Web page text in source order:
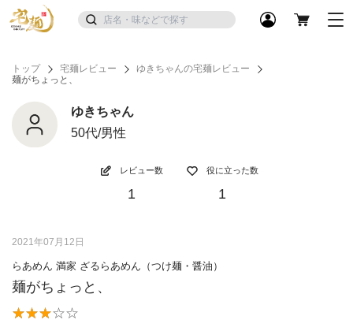
トップ 宅麺レビュー
ゆきちゃんの宅麺レビュー
麺がちょっと、
ゆきちゃん
50代/男性
レビュー数
1
役に立った数
1
2021年07月12日
らあめん 満家 ざるらあめん（つけ麺・醤油）
麺がちょっと、